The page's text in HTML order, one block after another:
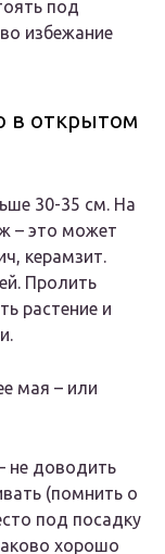
под
избежание
в открытом
30-35 см. На
– это может
керамзит.
Пролить
растение и
мая – или
не доводить
(помнить о
под посадку
хорошо